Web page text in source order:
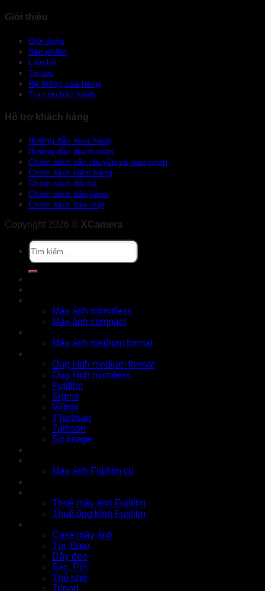
Giới thiệu
Giới thiệu
Sản phẩm
Liên hệ
Tin tức
Hệ thống cửa hàng
Tra cứu bảo hành
Hỗ trợ khách hàng
Hướng dẫn mua hàng
Hướng dẫn thanh toán
Chính sách vận chuyển và giao nhận
Chính sách kiểm hàng
Chính sách đổi trả
Chính sách bảo hành
Chính sách bảo mật
Copyright 2026 © XCamera
Tìm
kiếm:
Máy ảnh mirrorless
Máy ảnh compact
Máy ảnh medium format
Ống kính medium format
Ống kính mirroless
Fujifilm
Sigma
Viltrox
TTartisan
7artisan
Sg Image
Máy ảnh Fujifilm cũ
Thuê máy ảnh Fujifilm
Thuê ống kính Fujifilm
Case máy ảnh
Túi, Balo
Dây đeo
Sạc, Pin
Thẻ nhớ
Tripod